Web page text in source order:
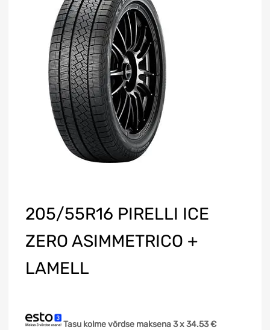
205/55R16 PIRELLI ICE
ZERO ASIMMETRICO +
LAMELL
Tasu kolme võrdse maksena 3 x34.53€